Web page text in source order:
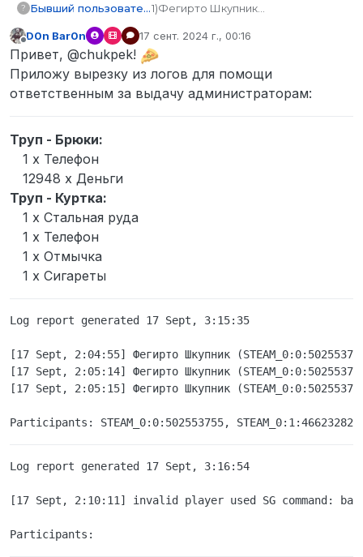
? Бывший пользователь1)Фегирто Шкупник
3)ds chukpek
4) калаш телефон отмычка и
гляньте по логам.
5)17.09.2024 2:03
6)мужичёк перестрелял пол
Не в сети
D0n Bar0n 17 сент. 2024 г., 00:16
отредактировано
Привет, @chukpek!
Приложу вырезку из логов для помощи
ответственным за выдачу администраторам:
Труп - Брюки:
1 x Телефон
12948 x Деньги
Труп - Куртка:
1 x Стальная руда
1 x Телефон
1 x Отмычка
1 x Сигареты
Log report generated 17 Sept, 3:15:35
[17 Sept, 2:04:55] Фегирто Шкупник
[17 Sept, 2:05:14] Фегирто Шкупник
[17 Sept, 2:05:15] Фегирто Шкупник
Log report generated 17 Sept, 3:16:54
[17 Sept, 2:10:11] invalid player used SG command: